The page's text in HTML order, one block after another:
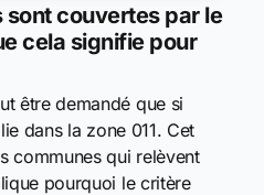
sont couvertes par le
cela signifie pour
être demandé que si
dans la zone 011. Cet
communes qui relèvent
pourquoi le critère